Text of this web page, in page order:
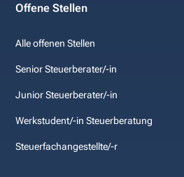
Offene Stellen
Alle offenen Stellen
Senior Steuerberater/-in
Junior Steuerberater/-in
Werkstudent/-in Steuerberatung
Steuerfachangestellte/-r